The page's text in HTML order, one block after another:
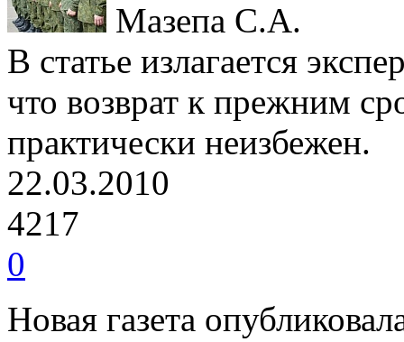
Мазепа С.А.
В статье излагается
что возврат к прежним
практически неизбежен.
22.03.2010
4217
0
Новая газета